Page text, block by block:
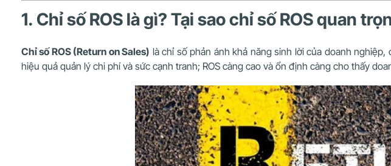
1. Chỉ số ROS là gì? Tại sao chỉ số ROS quan
Chỉ số ROS (Return on Sales) là chỉ số phản ánh khả năng sinh lời của doanh
hiệu quả quản lý chi phí và sức cạnh tranh; ROS càng cao và ổn định càng cho thấy